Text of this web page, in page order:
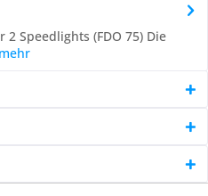
Speedlights (FDO 75) Die
mehr